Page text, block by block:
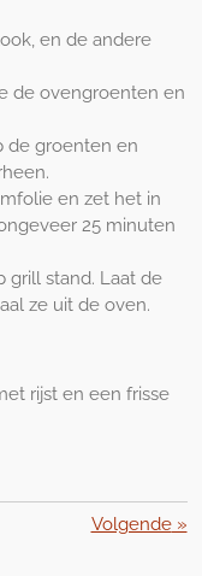
en de andere
de ovengroenten en
de groenten en
en zet het in
25 minuten
grill stand. Laat de
ze uit de oven.
rijst en een frisse
Volgende»